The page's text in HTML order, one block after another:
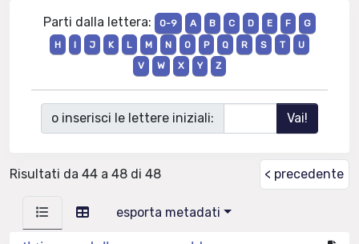
Parti dalla lettera: 0-9 A B C D E F
G
H
I J K L M N O P Q R S T
U
V
W X Y Z
o inserisci le lettere iniziali:
Risultati da 44 a 48 di 48 < precedente
esporta metadati